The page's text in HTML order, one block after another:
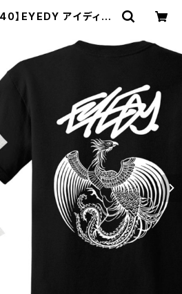
】EYEDY アイディー
BLACK ブラック ビッ
袖 プリント | セレクト
ップ【P.C.H】